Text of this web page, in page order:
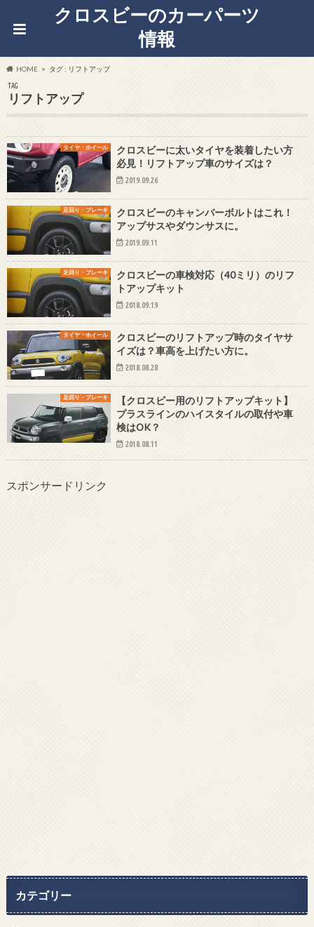
クロスビーのカーパーツ
情報
HOME タグ : リフトアップ
TAG
リフトアップ
タイヤ・ホイール
クロスビーに太いタイヤを装着したい方
必見！リフトアップ車のサイズは？
2019.09.26
足回り・ブレーキ
クロスビーのキャンバーボルトはこれ！
アップサスやダウンサスに。
2019.09.11
足回り・ブレーキ
クロスビーの車検対応（40ミリ）のリフ
トアップキット
2018.09.19
タイヤ・ホイール
クロスビーのリフトアップ時のタイヤサ
イズは？車高を上げたい方に。
2018.08.28
足回り・ブレーキ
【クロスビー用のリフトアップキット】
プラスラインのハイスタイルの取付や車
検はOK？
2018.08.11
スポンサードリンク
カテゴリー